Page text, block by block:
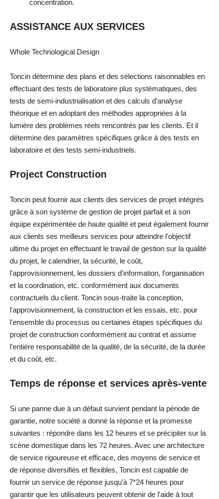
concentration.
ASSISTANCE AUX SERVICES
Whole Technological Design
Toncin détermine des plans et des sélections raisonnables en
effectuant des tests de laboratoire plus systématiques, des
tests de semi-industrialisation et des calculs d'analyse
théorique et en adoptant des méthodes appropriées à la
lumière des problèmes réels rencontrés par les clients. Et il
détermine des paramètres spécifiques grâce à des tests en
laboratoire et des tests semi-industriels.
Project Construction
Toncin peut fournir aux clients des services de projet intégrés
grâce à son système de gestion de projet parfait et à son
équipe expérimentée de haute qualité et peut également fournir
aux clients ses meilleurs services pour atteindre l'objectif
ultime du projet en effectuant le travail de gestion sur la qualité
du projet, le calendrier, la sécurité, le coût,
l'approvisionnement, les dossiers d'information, l'organisation
et la coordination, etc. conformément aux documents
contractuels du client. Toncin sous-traite la conception,
l'approvisionnement, la construction et les essais, etc. pour
l'ensemble du processus ou certaines étapes spécifiques du
projet de construction conformément au contrat et assume
l'entière responsabilité de la qualité, de la sécurité, de la durée
et du coût, etc.
Temps de réponse et services après-vente
Si une panne due à un défaut survient pendant la période de
garantie, notre société a donné la réponse et la promesse
suivantes : répondre dans les 12 heures et se précipiter sur la
scène domestique dans les 72 heures. Avec une architecture
de service rigoureuse et efficace, des moyens de service et
de réponse diversifiés et flexibles, Toncin est capable de
fournir un service de réponse jusqu'à 7*24 heures pour
garantir que les utilisateurs peuvent obtenir de l'aide à tout